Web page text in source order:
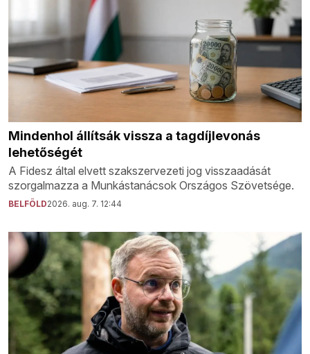
Mindenhol állítsák vissza a tagdíjlevonás
lehetőségét
A Fidesz által elvett szakszervezeti jog visszaadását
szorgalmazza a Munkástanácsok Országos Szövetsége.
BELFÖLD2026. aug. 7. 12:44